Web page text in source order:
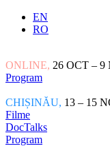
EN
RO
ONLINE, 26 OCT – 9
Program
CHIȘINĂU, 13 – 15
Filme
DocTalks
Program